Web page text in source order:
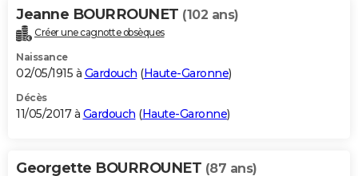
Jeanne BOURROUNET (102 ans)
Créer une cagnotte obsèques
Naissance
02/05/1915 à Gardouch (Haute-Garonne)
Décès
11/05/2017 à Gardouch (Haute-Garonne)
Georgette BOURROUNET (87 ans)